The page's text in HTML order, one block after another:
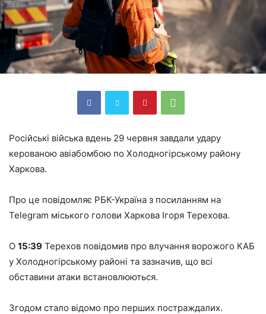
Російські війська вдень 29 червня завдали удару
керованою авіабомбою по Холодногірському району
Харкова.
Про це повідомляє РБК-Україна з посиланням на
Telegram міського голови Харкова Ігоря Терехова.
О 15:39 Терехов повідомив про влучання ворожого КАБ
у Холодногірському районі та зазначив, що всі
обставини атаки встановлюються.
Згодом стало відомо про перших постраждалих.